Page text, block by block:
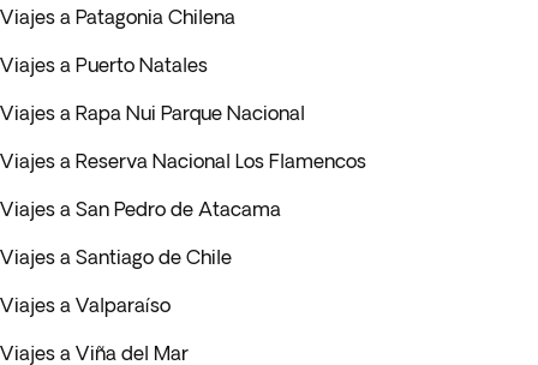
Viajes a Patagonia Chilena
Viajes a Puerto Natales
Viajes a Rapa Nui Parque Nacional
Viajes a Reserva Nacional Los Flamencos
Viajes a San Pedro de Atacama
Viajes a Santiago de Chile
Viajes a Valparaíso
Viajes a Viña del Mar